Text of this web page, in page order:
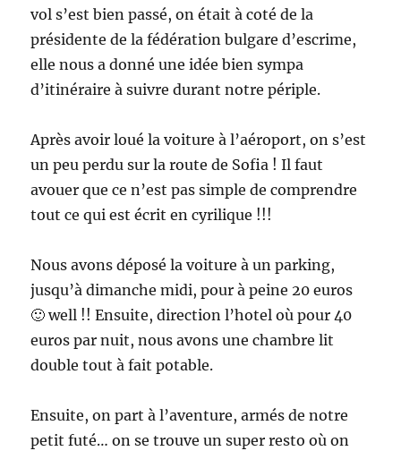
vol s’est bien passé, on était à coté de la
présidente de la fédération bulgare d’escrime,
elle nous a donné une idée bien sympa
d’itinéraire à suivre durant notre périple.
Après avoir loué la voiture à l’aéroport, on s’est
un peu perdu sur la route de Sofia ! Il faut
avouer que ce n’est pas simple de comprendre
tout ce qui est écrit en cyrilique !!!
Nous avons déposé la voiture à un parking,
jusqu’à dimanche midi, pour à peine 20 euros
🙂 well !! Ensuite, direction l’hotel où pour 40
euros par nuit, nous avons une chambre lit
double tout à fait potable.
Ensuite, on part à l’aventure, armés de notre
petit futé… on se trouve un super resto où on